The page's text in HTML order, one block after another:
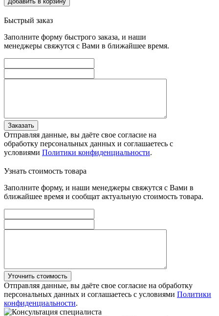
Быстрый заказ
Заполните форму быстрого заказа, и наши
менеджеры свяжутся с Вами в ближайшее время.
Заказать
Отправляя данные, вы даёте свое согласие на
обработку персональных данных и соглашаетесь с
условиями Политики конфиденциальности.
Узнать стоимость товара
Заполните форму, и наши менеджеры свяжутся с Вами в
ближайшее время и сообщат актуальную стоимость товара.
Уточнить стоимость
Отправляя данные, вы даёте свое согласие на обработку
персональных данных и соглашаетесь с условиями Политики
конфиденциальности.